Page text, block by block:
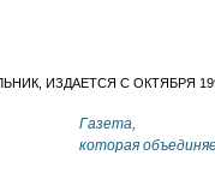
Газета,
которая